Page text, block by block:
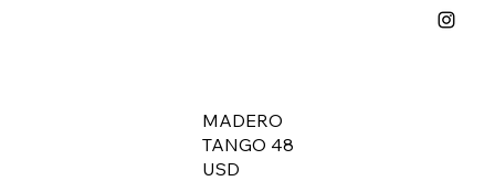
MADERO
TANGO 48
USD